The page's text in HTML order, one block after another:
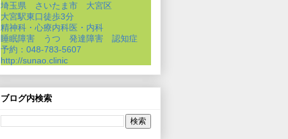
埼玉県 さいたま市 大宮区
大宮駅東口徒歩3分
精神科・心療内科医・内科
睡眠障害 うつ 発達障害 認知症
予約：048-783-5607
http://sunao.clinic
ブログ内検索